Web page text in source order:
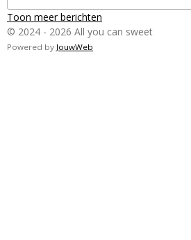
Toon meer berichten
© 2024 - 2026 All you can sweet
Powered by JouwWeb